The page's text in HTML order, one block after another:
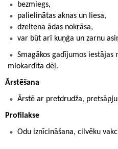
bezmiegs,
palielinātas aknas un liesa,
dzeltena ādas nokrāsa,
var būt arī kuņģa un zarnu
Smagākos gadījumos iestājas
miokardīta dēļ.
Ārstēšana
Ārstē ar pretdrudža,
Profilakse
Odu iznīcināšana, cilvēku